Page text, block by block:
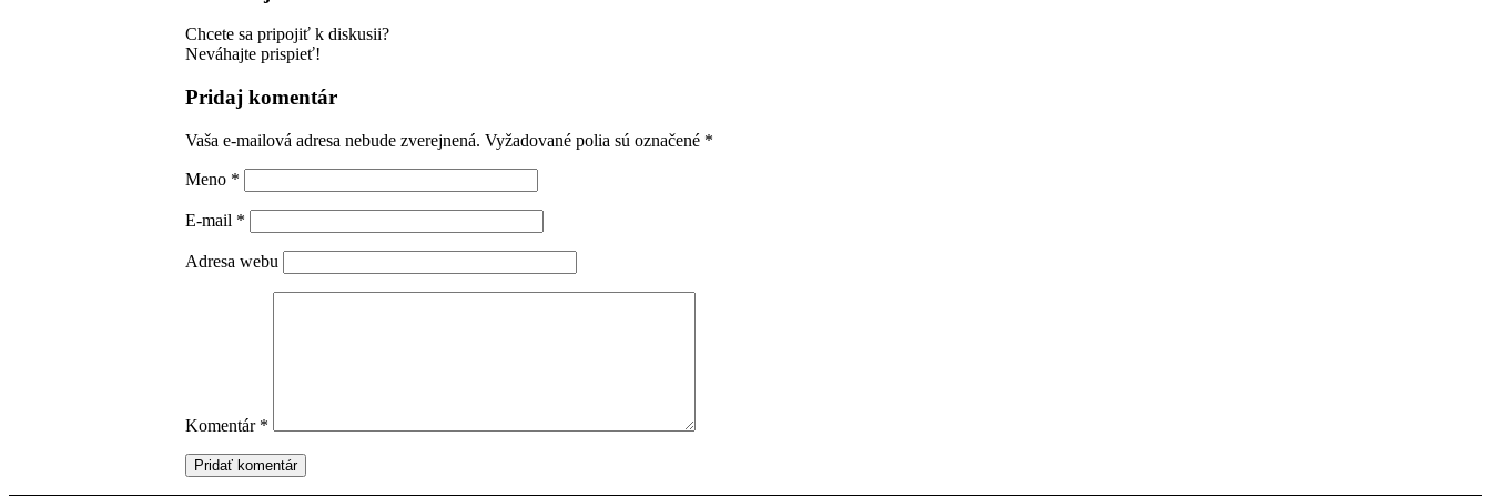
Chcete sa pripojiť k diskusii?
Neváhajte prispieť!
Pridaj komentár
Vaša e-mailová adresa nebude zverejnená. Vyžadované polia sú označené *
Meno *
E-mail *
Adresa webu
Komentár *